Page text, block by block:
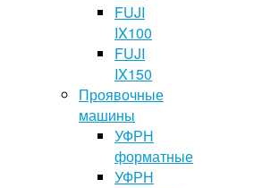
FUJI
IX100
FUJI
IX150
Проявочные
машины
УФРН
форматные
УФРН